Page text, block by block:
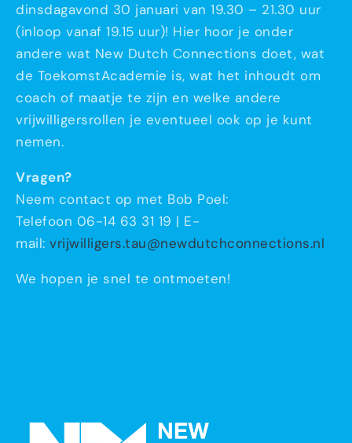
dinsdagavond 30 januari van 19.30 – 21.30 uur
(inloop vanaf 19.15 uur)! Hier hoor je onder
andere wat New Dutch Connections doet, wat
de ToekomstAcademie is, wat het inhoudt om
coach of maatje te zijn en welke andere
vrijwilligersrollen je eventueel ook op je kunt
nemen.
Vragen?
Neem contact op met Bob Poel:
Telefoon 06-14 63 31 19 | E-
mail: vrijwilligers.tau@newdutchconnections.nl
We hopen je snel te ontmoeten!